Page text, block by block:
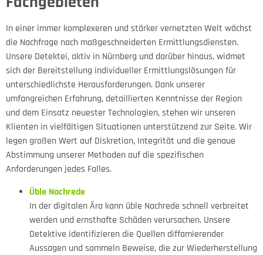
In einer immer komplexeren und stärker vernetzten Welt wächst
die Nachfrage nach maßgeschneiderten Ermittlungsdiensten.
Unsere Detektei, aktiv in Nürnberg und darüber hinaus, widmet
sich der Bereitstellung individueller Ermittlungslösungen für
unterschiedlichste Herausforderungen. Dank unserer
umfangreichen Erfahrung, detaillierten Kenntnisse der Region
und dem Einsatz neuester Technologien, stehen wir unseren
Klienten in vielfältigen Situationen unterstützend zur Seite. Wir
legen großen Wert auf Diskretion, Integrität und die genaue
Abstimmung unserer Methoden auf die spezifischen
Anforderungen jedes Falles.
Üble Nachrede
In der digitalen Ära kann üble Nachrede schnell verbreitet
werden und ernsthafte Schäden verursachen. Unsere
Detektive identifizieren die Quellen diffamierender
Aussagen und sammeln Beweise, die zur Wiederherstellung